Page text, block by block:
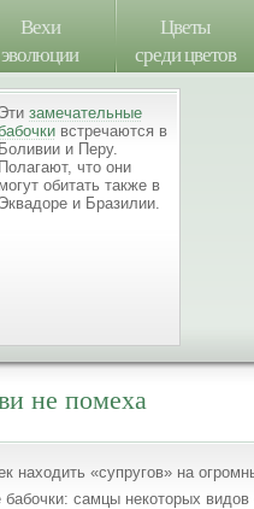
Вехи
эволюции
Цветы
среди цветов
Эти замечательные
встречаются в
Боливии и Перу.
Полагают, что они
могут обитать также в
Эквадоре и Бразилии.
не помеха
находить «супругов» на
самцы некоторых